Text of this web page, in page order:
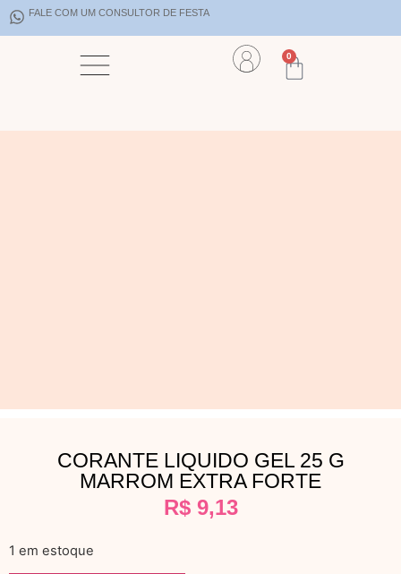
FALE COM UM CONSULTOR DE FESTA
0
CORANTE LIQUIDO GEL 25 G
MARROM EXTRA FORTE
R$9,13
1 em estoque